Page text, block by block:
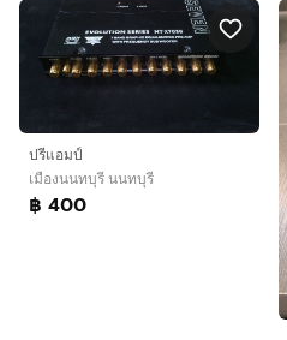
ปรีแอมป์
เมืองนนทบุรี นนทบุรี
฿ 400